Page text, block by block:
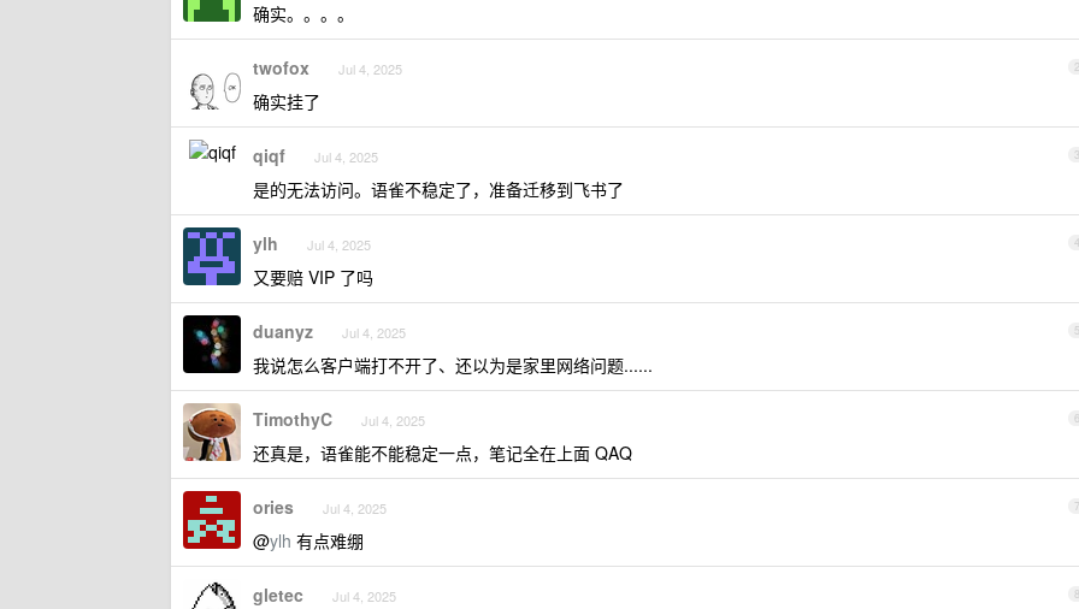
确实。。。。
2
twofox Jul 4, 2025
确实挂了
3
qiqf Jul 4, 2025
是的无法访问。语雀不稳定了，准备迁移到飞书了
4
ylh Jul 4, 2025
又要赔 VIP 了吗
5
duanyz Jul 4, 2025
我说怎么客户端打不开了、还以为是家里网络问题......
6
TimothyC Jul 4, 2025
还真是，语雀能不能稳定一点，笔记全在上面 QAQ
7
ories Jul 4, 2025
@ylh 有点难绷
8
gletec Jul 4, 2025